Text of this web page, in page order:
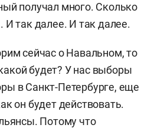
получал много. Сколько
И так далее. И так далее.
сейчас о Навальном, то
будет? У нас выборы
в Санкт-Петербурге, еще
он будет действовать.
Потому что